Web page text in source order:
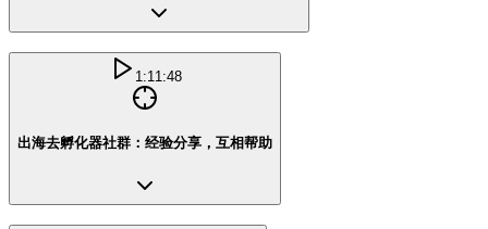
1:11:48
出海去孵化器社群：经验分享，互相帮助